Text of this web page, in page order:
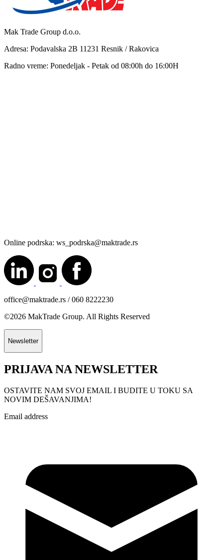
Mak Trade Group d.o.o.
Adresa: Podavalska 2B 11231 Resnik / Rakovica
Radno vreme: Ponedeljak - Petak od 08:00h do 16:00H
Online podrska: ws_podrska@maktrade.rs
office@maktrade.rs / 060 8222230
©2026 MakTrade Group. All Rights Reserved
Newsletter
PRIJAVA NA NEWSLETTER
OSTAVITE NAM SVOJ EMAIL I BUDITE U TOKU SA
NOVIM DEŠAVANJIMA!
Email address